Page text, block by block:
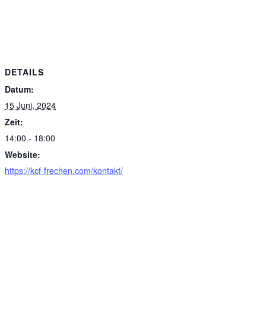
DETAILS
Datum:
15 Juni, 2024
Zeit:
14:00 - 18:00
Website:
https://kcf-frechen.com/kontakt/